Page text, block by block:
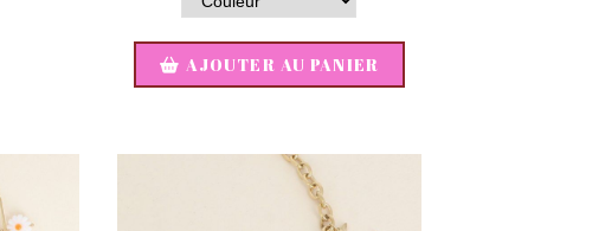
AJOUTER AU PANIER